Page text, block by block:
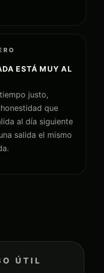
ESTÁ MUY AL
justo,
que
al día siguiente
salida el mismo
ÚTIL